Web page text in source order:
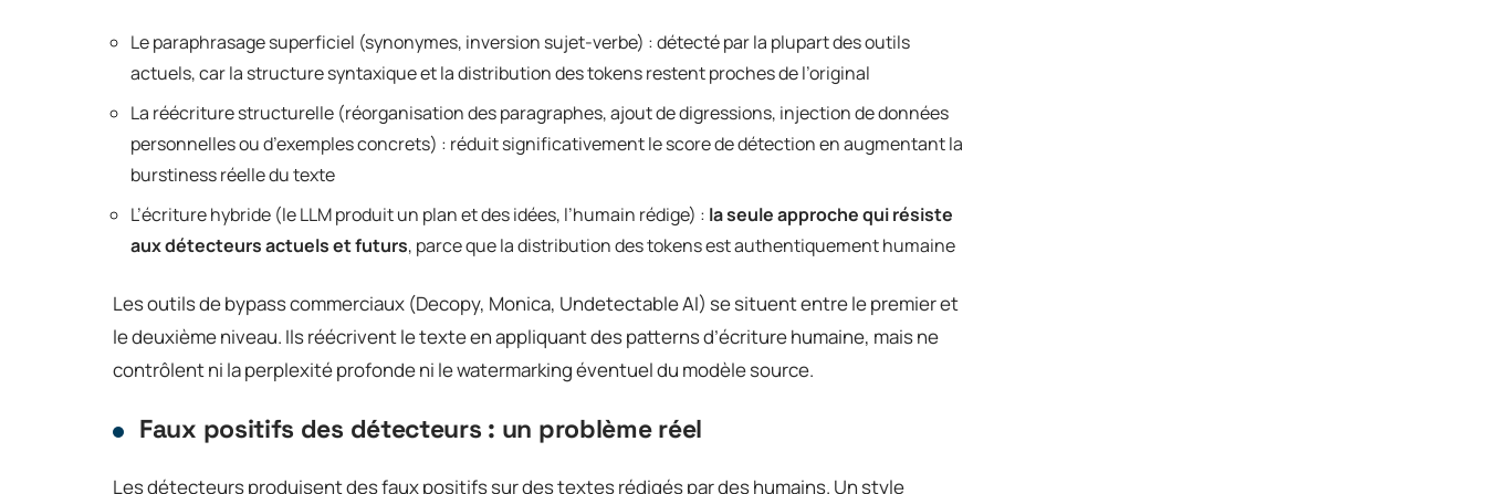
Le paraphrasage superficiel (synonymes, inversion sujet-verbe) : détecté par la plupart des outils
actuels, car la structure syntaxique et la distribution des tokens restent proches de l’original
La réécriture structurelle (réorganisation des paragraphes, ajout de digressions, injection de données
personnelles ou d’exemples concrets) : réduit significativement le score de détection en augmentant la
burstiness réelle du texte
L’écriture hybride (le LLM produit un plan et des idées, l’humain rédige) : la seule approche qui résiste
aux détecteurs actuels et futurs, parce que la distribution des tokens est authentiquement humaine
Les outils de bypass commerciaux (Decopy, Monica, Undetectable AI) se situent entre le premier et
le deuxième niveau. Ils réécrivent le texte en appliquant des patterns d’écriture humaine, mais ne
contrôlent ni la perplexité profonde ni le watermarking éventuel du modèle source.
Faux positifs des détecteurs : un problème réel
Les détecteurs produisent des faux positifs sur des textes rédigés par des humains. Un style